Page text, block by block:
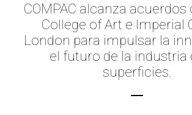
COMPAC alcanza acuerdos
College of Art e Imperial
London para impulsar la
el futuro de la industria
superficies.